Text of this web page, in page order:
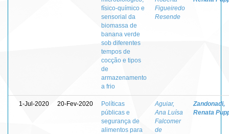
físico-químico e
sensorial da
biomassa de
banana verde
sob diferentes
tempos de
cocção e tipos
de
armazenamento
a frio
Figueiredo
Resende
1-Jul-2020 20-Fev-2020
Políticas
públicas e
segurança de
alimentos para
Aguiar,
Ana Luísa
Falcomer
de
Zandonadi,
Renata